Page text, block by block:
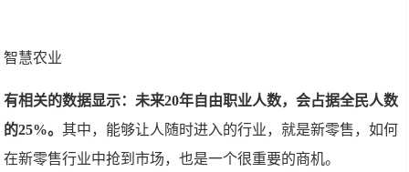
智慧农业
有相关的数据显示：未来20年自由职业人数，会占据全民人数
的25%。其中，能够让人随时进入的行业，就是新零售，如何
在新零售行业中抢到市场，也是一个很重要的商机。